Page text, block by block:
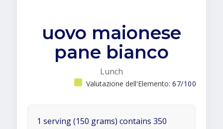
uovo maionese
pane bianco
Lunch
Valutazione dell'Elemento: 67/100
1 serving (150 grams) contains 350